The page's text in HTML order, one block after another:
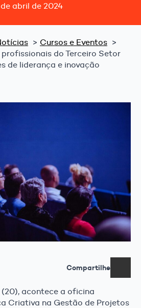
de abril de 2024
Cursos e Eventos
do Terceiro Setor
de liderança e inovação
Compartilhe
acontece a oficina
Criativa na Gestão de Projetos